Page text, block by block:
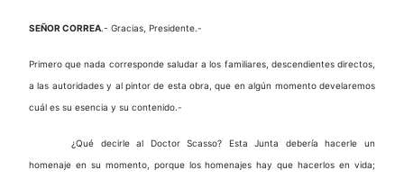
SEÑOR CORREA.- Gracias, Presidente.-
Primero que nada corresponde saludar a los familiares, descendientes directos,
a las autoridades y al pintor de esta obra, que en algún momento develaremos
cuál es su esencia y su contenido.-
¿Qué decirle al Doctor Scasso? Esta Junta debería hacerle un
homenaje en su momento, porque los homenajes hay que hacerlos en vida;